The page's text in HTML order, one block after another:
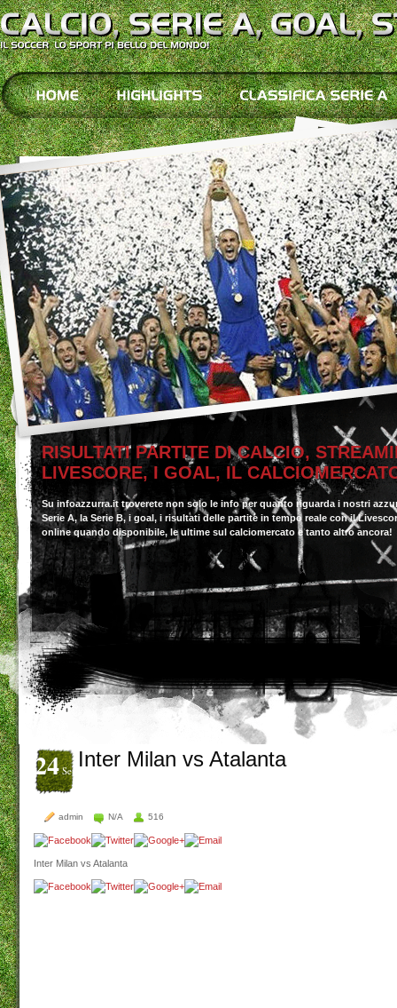
RISULTATI PARTITE DI CALCIO,
LIVESCORE, I GOAL, IL
Su infoazzurra.it troverete non solo le info per quanto riguarda i nostri
Serie A, la Serie B, i goal, i risultati delle partite in tempo reale con il
online quando disponibile, le ultime sul calciomercato e tanto altro ancora!
24Set Inter Milan vs Atalanta
admin N/A 516
Inter Milan vs Atalanta